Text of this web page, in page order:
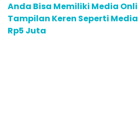
Anda Bisa Memiliki Media
Tampilan Keren Seperti
Rp5 Juta